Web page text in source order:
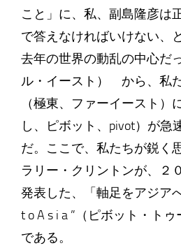
こと」に、私、副島隆彦は
で答えなければいけない、
去年の世界の動乱の中心
ル・イースト） から、私
（極東、ファーイースト）
し、ピボット、pivot）が急
だ。ここで、私たちが鋭く
ラリー・クリントンが、２
発表した、「軸足をアジ
t o A s i a ”（ピボット・ト
である。